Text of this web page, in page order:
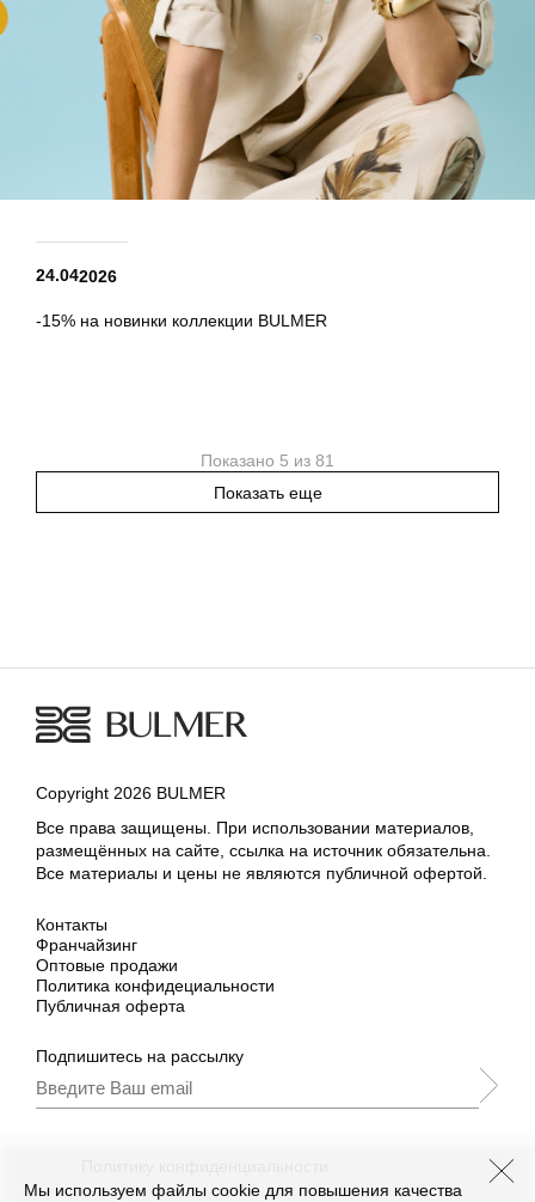
24.042026
-15% на новинки коллекции BULMER
Показано 5 из 81
Показать еще
Copyright 2026 BULMER
Все права защищены. При использовании материалов,
размещённых на сайте, ссылка на источник обязательна.
Все материалы и цены не являются публичной офертой.
Контакты
Франчайзинг
Оптовые продажи
Политика конфидециальности
Публичная оферта
Подпишитесь на рассылку
промоакции.
Мы используем файлы cookie для повышения качества